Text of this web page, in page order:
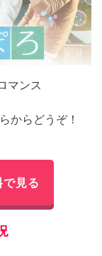
マンス
からどうぞ！
見る